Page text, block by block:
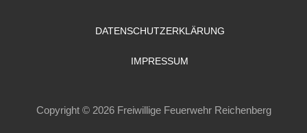
DATENSCHUTZERKLÄRUNG
IMPRESSUM
Copyright © 2026 Freiwillige Feuerwehr Reichenberg